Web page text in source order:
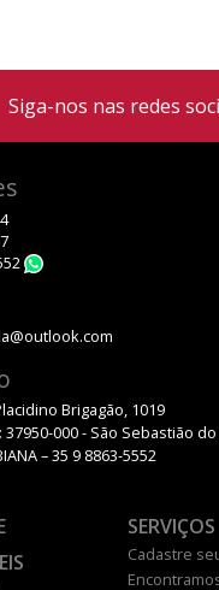
Siga-nos nas redes
Brigagão, 1019
37950-000 - São Sebastião
– 35 9 8863-5552
SERVIÇOS
Cadastre